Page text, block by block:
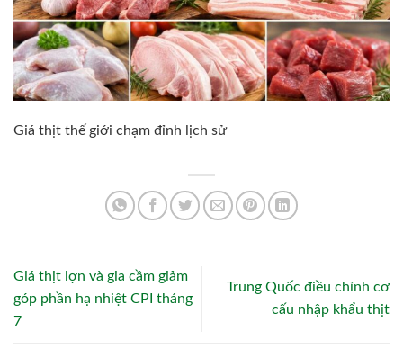
Giá thịt thế giới chạm đỉnh lịch sử
Giá thịt lợn và gia cầm giảm
góp phần hạ nhiệt CPI tháng
7
Trung Quốc điều chỉnh cơ
cấu nhập khẩu thịt